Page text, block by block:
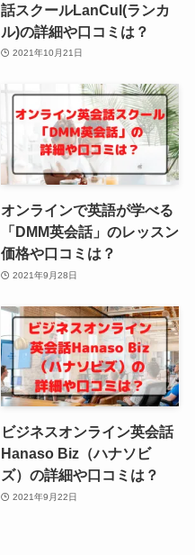
話スクールLanCul(ランカ
ル)の詳細や口コミは？
2021年10月21日
オンラインで英語が学べる
「DMM英会話」のレッスン
価格や口コミは？
2021年9月28日
ビジネスオンライン英会話
Hanaso Biz（ハナソビ
ズ）の詳細や口コミは？
2021年9月22日